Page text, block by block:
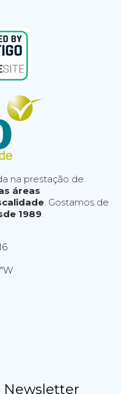
na prestação de
áreas
. Gostamos de
1989.
Newsletter